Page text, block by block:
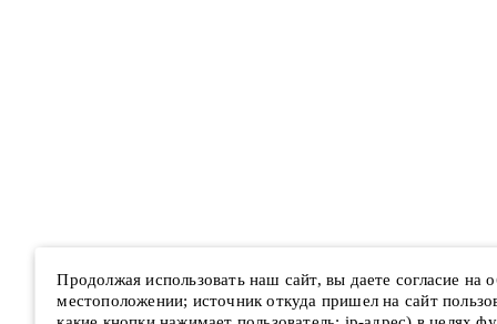
Продолжая использовать наш сайт, вы даете согласие на
местоположении; источник откуда пришел на сайт